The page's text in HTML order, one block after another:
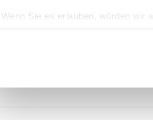
Wenn Sie es erlauben, würden wir
Erfahren Sie mehr darüber, wie
Wir verwenden Cookies, um